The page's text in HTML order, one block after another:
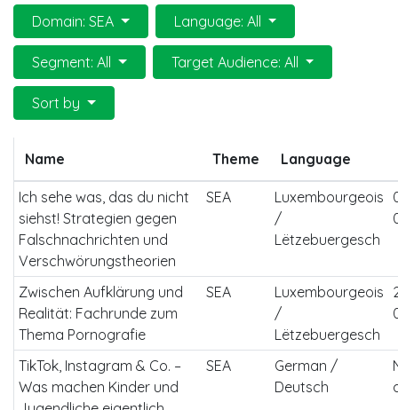
Domain: SEA Language: All
Segment: All Target Audience: All
Sort by
Name Theme Language
Ich sehe was, das du nicht
siehst! Strategien gegen
Falschnachrichten und
Verschwörungstheorien
SEA
Luxembourgeois
/
Lëtzebuergesch
Zwischen Aufklärung und
Realität: Fachrunde zum
Thema Pornografie
SEA
Luxembourgeois
/
Lëtzebuergesch
TikTok, Instagram & Co. –
Was machen Kinder und
SEA
German /
Deutsch